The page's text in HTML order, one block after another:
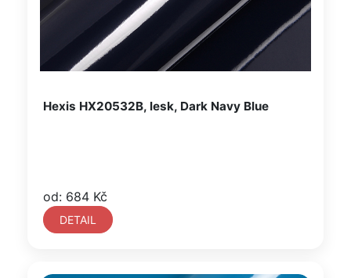
Hexis HX20532B, lesk, Dark Navy Blue
od: 684 Kč
DETAIL